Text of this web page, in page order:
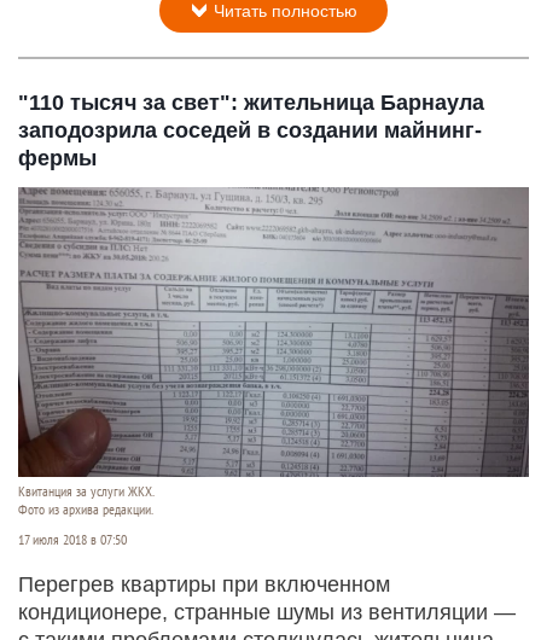
Читать полностью
"110 тысяч за свет": жительница Барнаула
заподозрила соседей в создании майнинг-
фермы
Квитанция за услуги ЖКХ.
Фото из архива редакции.
17 июля 2018 в 07:50
Перегрев квартиры при включенном
кондиционере, странные шумы из вентиляции —